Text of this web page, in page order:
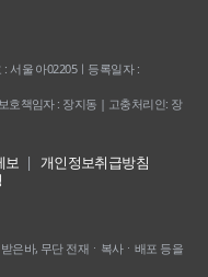
서울 아02205ㅣ등록일자 :
호책임자 : 장지동 | 고충처리인: 장
보
개인정보취급방침
은바, 무단 전재ㆍ복사ㆍ배포 등을